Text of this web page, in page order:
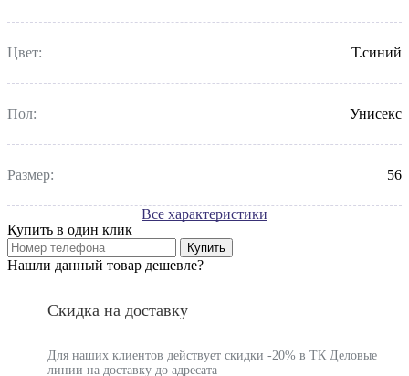
Цвет: Т.синий
Пол: Унисекс
Размер: 56
Все характеристики
Купить в один клик
Купить
Нашли данный товар дешевле?
Скидка на доставку
Для наших клиентов действует скидки -20% в ТК Деловые
линии на доставку до адресата